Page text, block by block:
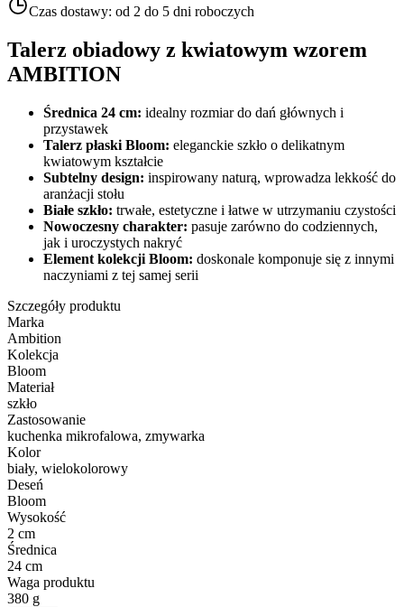
Czas dostawy: od 2 do 5 dni roboczych
Talerz obiadowy z kwiatowym wzorem
AMBITION
Średnica 24 cm: idealny rozmiar do dań głównych i
przystawek
Talerz płaski Bloom: eleganckie szkło o delikatnym
kwiatowym kształcie
Subtelny design: inspirowany naturą, wprowadza lekkość do
aranżacji stołu
Białe szkło: trwałe, estetyczne i łatwe w utrzymaniu czystości
Nowoczesny charakter: pasuje zarówno do codziennych,
jak i uroczystych nakryć
Element kolekcji Bloom: doskonale komponuje się z innymi
naczyniami z tej samej serii
Szczegóły produktu
Marka
Ambition
Kolekcja
Bloom
Materiał
szkło
Zastosowanie
kuchenka mikrofalowa, zmywarka
Kolor
biały, wielokolorowy
Deseń
Bloom
Wysokość
2 cm
Średnica
24 cm
Waga produktu
380 g